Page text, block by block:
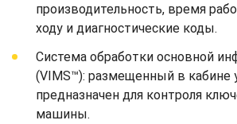
производительность, время
ходу и диагностические коды.
Система обработки основной
(VIMS™): размещенный в кабине
предназначен для контроля
машины.